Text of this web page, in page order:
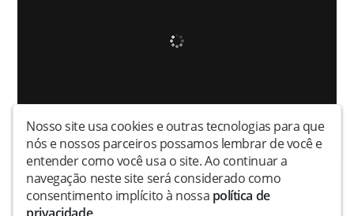
Nosso site usa cookies e outras tecnologias para que
nós e nossos parceiros possamos lembrar de você e
entender como você usa o site. Ao continuar a
navegação neste site será considerado como
consentimento implícito à nossa política de